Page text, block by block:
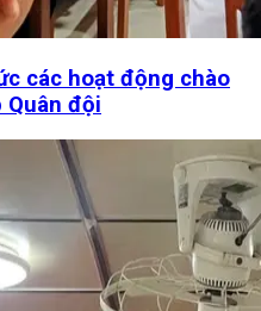
các hoạt động chào
Quân đội